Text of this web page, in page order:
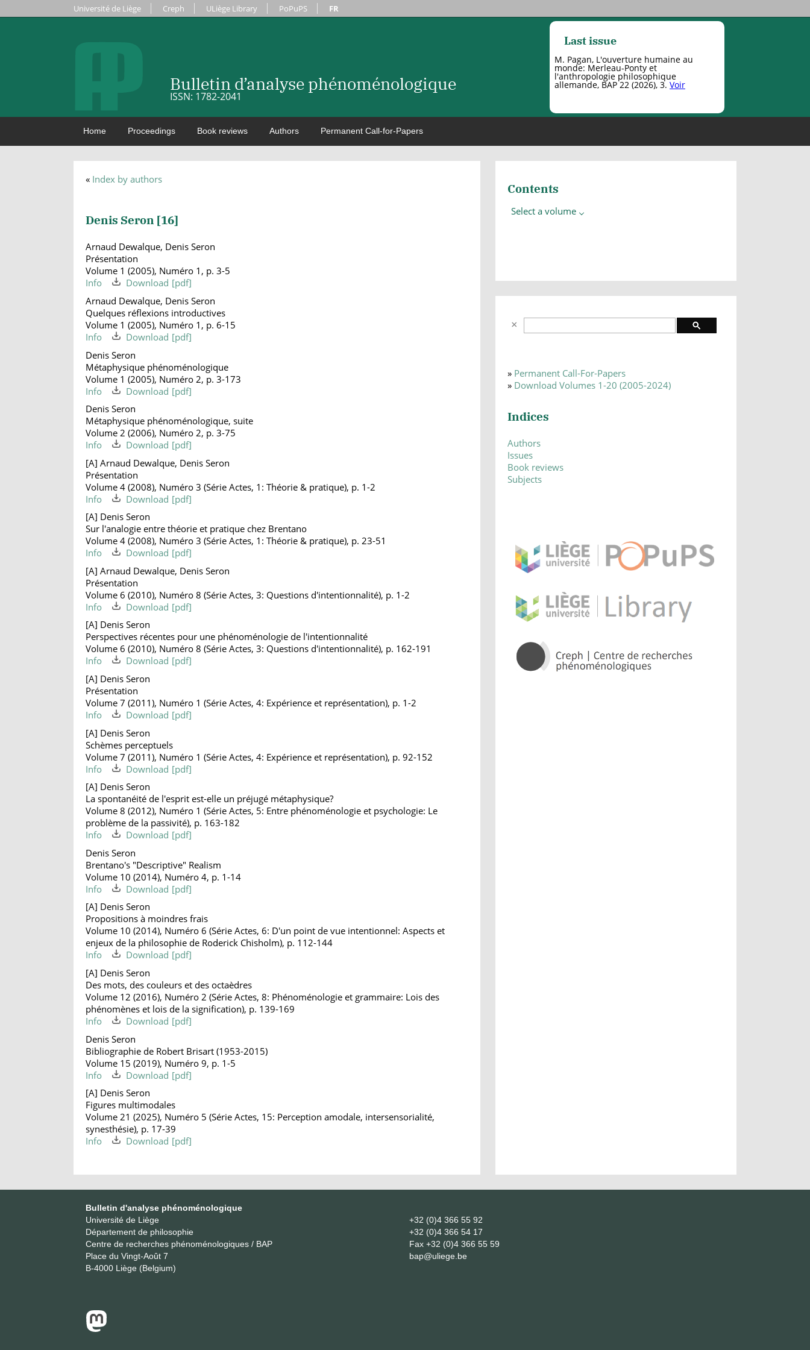
Université de Liège Creph ULiège Library PoPuPS FR
Bulletin d’analyse phénoménologique
ISSN: 1782-2041
Last issue
M. Pagan, L'ouverture humaine au
monde: Merleau-Ponty et
l'anthropologie philosophique
allemande, BAP 22 (2026), 3. Voir
Home Proceedings Book reviews Authors Permanent Call-for-Papers
« Index by authors
Denis Seron [16]
Arnaud Dewalque, Denis Seron
Présentation
Volume 1 (2005), Numéro 1, p. 3-5
Info
Download
Arnaud Dewalque, Denis Seron
Quelques réflexions introductives
Volume 1 (2005), Numéro 1, p. 6-15
Info
Download
Denis Seron
Métaphysique phénoménologique
Volume 1 (2005), Numéro 2, p. 3-173
Info
Download
Denis Seron
Métaphysique phénoménologique, suite
Volume 2 (2006), Numéro 2, p. 3-75
Info
Download
[A] Arnaud Dewalque, Denis Seron
Présentation
Volume 4 (2008), Numéro 3 (Série Actes, 1: Théorie & pratique), p. 1-2
Info
Download
[A] Denis Seron
Sur l'analogie entre théorie et pratique chez Brentano
Volume 4 (2008), Numéro 3 (Série Actes, 1: Théorie & pratique), p. 23-51
Info
Download
[A] Arnaud Dewalque, Denis Seron
Présentation
Volume 6 (2010), Numéro 8 (Série Actes, 3: Questions d'intentionnalité), p. 1-2
Info
Download
[A] Denis Seron
Perspectives récentes pour une phénoménologie de l'intentionnalité
Volume 6 (2010), Numéro 8 (Série Actes, 3: Questions d'intentionnalité), p. 162-191
Info
Download
[A] Denis Seron
Présentation
Volume 7 (2011), Numéro 1 (Série Actes, 4: Expérience et représentation), p. 1-2
Info
Download
[A] Denis Seron
Schèmes perceptuels
Volume 7 (2011), Numéro 1 (Série Actes, 4: Expérience et représentation), p. 92-152
Info
Download
[A] Denis Seron
La spontanéité de l'esprit est-elle un préjugé métaphysique?
Volume 8 (2012), Numéro 1 (Série Actes, 5: Entre phénoménologie et psychologie: Le
problème de la passivité), p. 163-182
Info
Download
Denis Seron
Brentano's "Descriptive" Realism
Volume 10 (2014), Numéro 4, p. 1-14
Info
Download
[A] Denis Seron
Propositions à moindres frais
Volume 10 (2014), Numéro 6 (Série Actes, 6: D'un point de vue intentionnel: Aspects et
enjeux de la philosophie de Roderick Chisholm), p. 112-144
Info
Download
[A] Denis Seron
Des mots, des couleurs et des octaèdres
Volume 12 (2016), Numéro 2 (Série Actes, 8: Phénoménologie et grammaire: Lois des
phénomènes et lois de la signification), p. 139-169
Info
Download
Denis Seron
Bibliographie de Robert Brisart (1953-2015)
Volume 15 (2019), Numéro 9, p. 1-5
Info
Download
[A] Denis Seron
Figures multimodales
Volume 21 (2025), Numéro 5 (Série Actes, 15: Perception amodale, intersensorialité,
synesthésie), p. 17-39
Info
Download
Contents
Select a volume
» Permanent Call-For-Papers
» Download Volumes 1-20 (2005-2024)
Indices
Authors
Issues
Book reviews
Subjects
Bulletin d'analyse phénoménologique
Université de Liège
Département de philosophie
Centre de recherches phénoménologiques / BAP
Place du Vingt-Août 7
B-4000 Liège (Belgium)
+32 (0)4 366 55 92
+32 (0)4 366 54 17
Fax +32 (0)4 366 55 59
bap@uliege.be